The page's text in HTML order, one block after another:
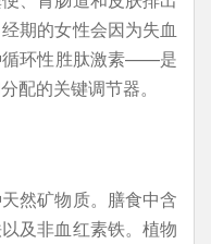
期的女性会因为失血
环性胜肽激素——是
配的关键调节器。
然矿物质。膳食中含
及非血红素铁。植物